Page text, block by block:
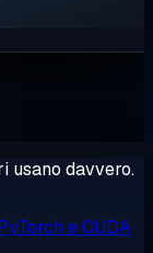
usano davvero.
e CUDA